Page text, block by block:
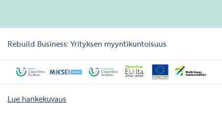
Rebuild Business: Yrityksen myyntikuntoisuus
Lue hankekuvaus